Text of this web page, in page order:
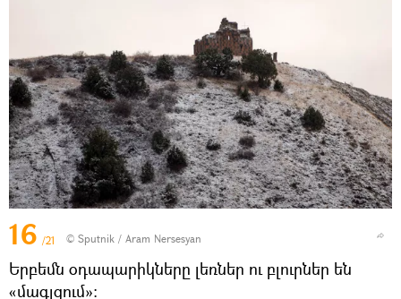
16 /21 © Sputnik / Aram Nersesyan
Երբեմն օդապարիկները լեռներ ու բլուրներ են
«մագլցում»։